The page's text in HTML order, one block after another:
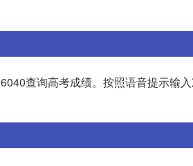
查询高考成绩。按照语音提示输